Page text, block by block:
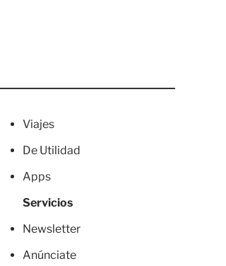
Viajes
De Utilidad
Apps
Servicios
Newsletter
Anúnciate